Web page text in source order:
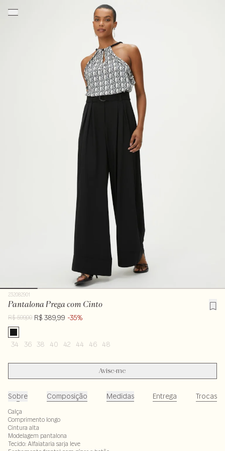
232082901
Pantalona Prega com Cinto
R$ 599,00 R$ 389,99 -35%
34 36 38 40 42 44 46 48
Avise-me
Sobre Composição Medidas Entrega Trocas
Calça
Comprimento longo
Cintura alta
Modelagem pantalona
Tecido: Alfaiataria sarja leve